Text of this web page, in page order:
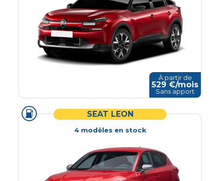
À partir de
529 €/mois
Sans apport
SEAT LEON
4modèlesen stock